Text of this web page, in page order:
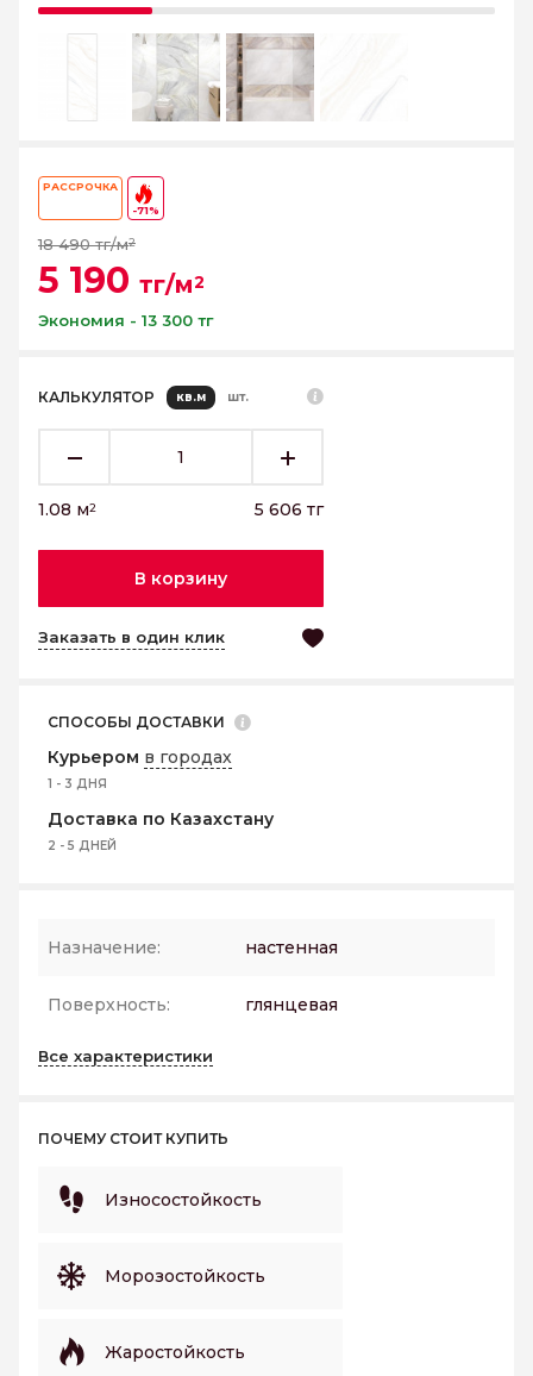
РАССРОЧКА
-71%
18 490 тг/м2
5 190 тг/м2
Экономия - 13 300 тг
КАЛЬКУЛЯТОР кв.м шт.
1.08 м2 5 606 тг
В корзину
Заказать в один клик
СПОСОБЫ ДОСТАВКИ
Курьером в городах
1 - 3 ДНЯ
Доставка по Казахстану
2 - 5 ДНЕЙ
Назначение: настенная
Поверхность: глянцевая
Все характеристики
ПОЧЕМУ СТОИТ КУПИТЬ
Износостойкость
Морозостойкость
Жаростойкость